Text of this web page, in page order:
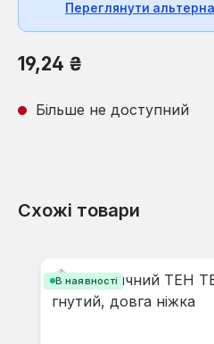
Переглянути
Звичайна ціна:
19,24 ₴
Більше не доступний
Схожі товари
В наявності